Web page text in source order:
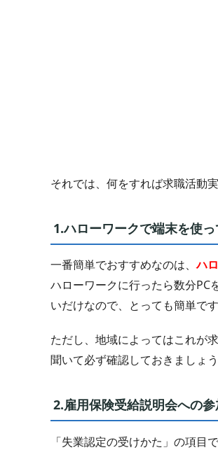
それでは、何をすれば求職活動
1.ハローワークで端末を使
一番簡単でおすすめなのは、ハ
ハローワークに行ったら数分PC
いだけなので、とっても簡単です
ただし、地域によってはこれが
聞いて必ず確認しておきましょう
2.雇用保険受給説明会への参
「失業認定の受けかた」の項